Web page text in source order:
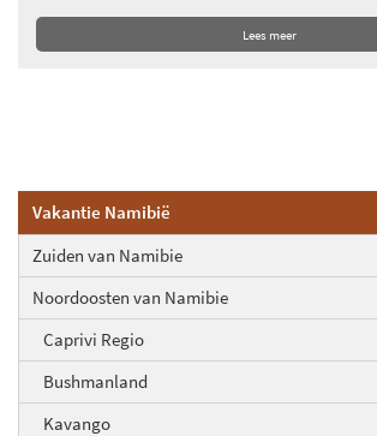
Vakantie Namibië
Zuiden van Namibie
Noordoosten van Namibie
Caprivi Regio
Bushmanland
Kavango
Lees meer